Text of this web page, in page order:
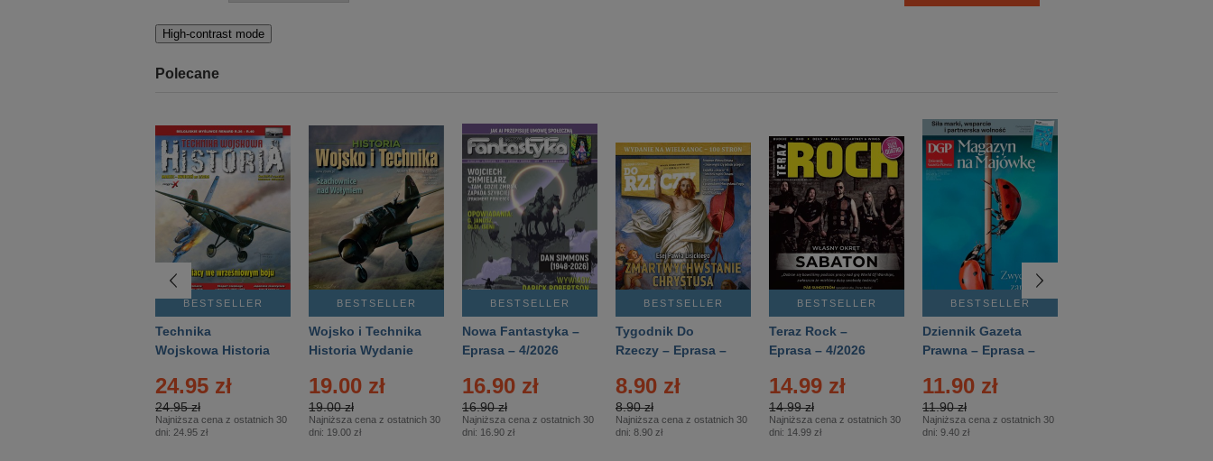
High-contrast mode
Polecane
BESTSELLER
Technika
Wojskowa Historia
24.95 zł
24.95 zł
Najniższa cena z ostatnich 30
dni: 24.95 zł
BESTSELLER
Wojsko i Technika
Historia Wydanie
– 2/2026
19.00 zł
19.00 zł
Najniższa cena z ostatnich 30
dni: 19.00 zł
BESTSELLER
Nowa Fantastyka –
Eprasa – 4/2026
16.90 zł
16.90 zł
Najniższa cena z ostatnich 30
dni: 16.90 zł
BESTSELLER
Tygodnik Do
Rzeczy – Eprasa –
8.90 zł
8.90 zł
Najniższa cena z ostatnich 30
dni: 8.90 zł
BESTSELLER
Teraz Rock –
Eprasa – 4/2026
14.99 zł
14.99 zł
Najniższa cena z ostatnich 30
dni: 14.99 zł
BESTSELLER
Dziennik Gazeta
Prawna – Eprasa –
11.90 zł
11.90 zł
Najniższa cena z ostatnich 30
dni: 9.40 zł